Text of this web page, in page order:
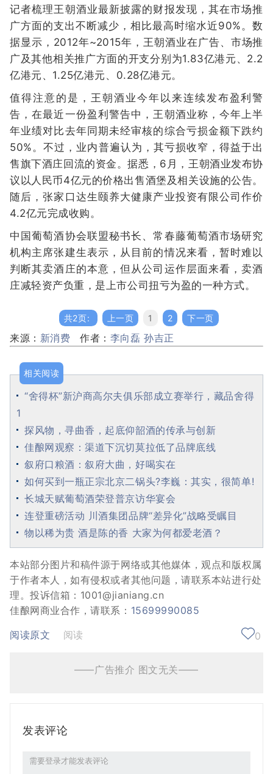
记者梳理王朝酒业最新披露的财报发现，其在市场推
广方面的支出不断减少，相比最高时缩水近90%。数
据显示，2012年~2015年，王朝酒业在广告、市场推
广及其他相关推广方面的开支分别为1.83亿港元、2.2
亿港元、1.25亿港元、0.28亿港元。
值得注意的是，王朝酒业今年以来连续发布盈利警
告，在最近一份盈利警告中，王朝酒业称，今年上半
年业绩对比去年同期未经审核的综合亏损金额下跌约
50%。不过，业内普遍认为，其亏损收窄，得益于出
售旗下酒庄回流的资金。据悉，6月，王朝酒业发布协
议以人民币4亿元的价格出售酒堡及相关设施的公告。
随后，张家口达生颐养大健康产业投资有限公司作价
4.2亿元完成收购。
中国葡萄酒协会联盟秘书长、常春藤葡萄酒市场研究
机构主席张建生表示，从目前的情况来看，暂时难以
判断其卖酒庄的本意，但从公司运作层面来看，卖酒
庄减轻资产负重，是上市公司扭亏为盈的一种方式。
共2页: 上一页 1 2 下一页
来源： 新消费 作者： 李向磊 孙吉正
相关阅读
“舍得杯”新沪商高尔夫俱乐部成立赛举行，藏品舍得
1
探风物，寻曲香，起底仰韶酒的传承与创新
佳酿网观察：渠道下沉切莫拉低了品牌底线
叙府口粮酒：叙府大曲，好喝实在
如何买到一瓶正宗北京二锅头?李巍：其实，很简单!
长城天赋葡萄酒荣登普京访华宴会
连登重磅活动 川酒集团品牌“差异化”战略受瞩目
物以稀为贵 酒是陈的香 大家为何都爱老酒？
本站部分图片和稿件源于网络或其他媒体，观点和版权属
于作者本人，如有侵权或者其他问题，请联系本站进行处
理。投诉信箱：1001@jianiang.cn
佳酿网商业合作，请联系： 15699990085
阅读原文
阅读 0
——广告推介 图文无关——
发表评论